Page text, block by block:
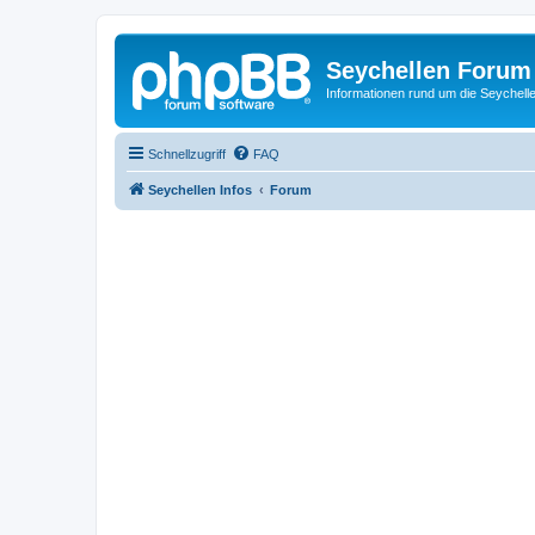
Seychellen Forum
Informationen rund um die
Schnellzugriff FAQ
Seychellen Infos Forum